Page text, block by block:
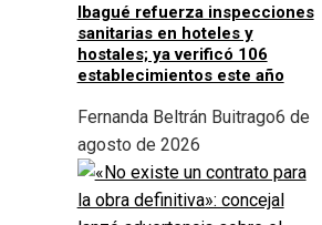
Ibagué refuerza inspecciones
sanitarias en hoteles y
hostales; ya verificó 106
establecimientos este año
Fernanda Beltrán Buitrago6 de
agosto de 2026